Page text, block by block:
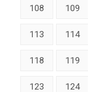
108 109
113 114
118 119
123 124